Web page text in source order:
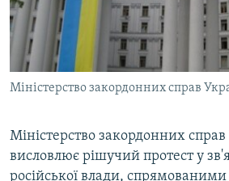
ВІДЕОУРОКИ «ELIFBE»
СВІДЧЕННЯ ОКУПАЦІЇ
УКРАЇНСЬКА ПРОБЛЕМА КРИМУ
ІНФОГРАФІКА
Русский
Qırımtatar
ДОЛУЧАЙСЯ!
Усі сайти RFE/RL
Міністерство закордонних справ
Міністерство закордонних
висловлює рішучий протест у
російської влади,